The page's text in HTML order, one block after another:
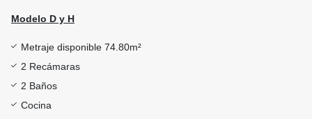
Modelo D y H
Metraje disponible 74.80m²
2 Recámaras
2 Baños
Cocina